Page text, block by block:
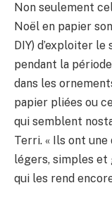
Non seulement
Noël en papier
DIY) d’exploiter
pendant la
dans les
papier pliées ou
qui semblent
Terri. « Ils ont
légers, simples et
qui les rend